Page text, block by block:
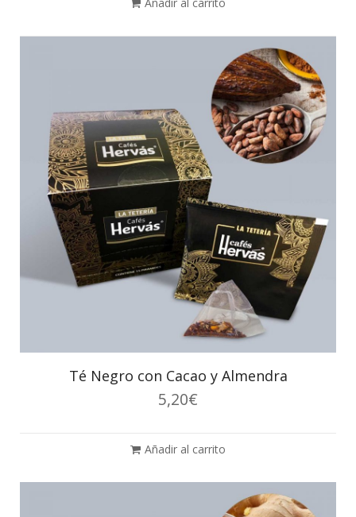
Té Negro con Cacao y Almendra
5,20€
Añadir al carrito